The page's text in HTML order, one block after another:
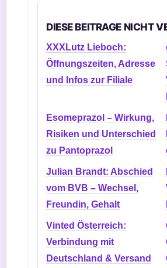
DIESE BEITRAGE NICHT
XXXLutz Lieboch:
Öffnungszeiten, Adresse
und Infos zur Filiale
Esomeprazol – Wirkung,
Risiken und Unterschied
zu Pantoprazol
Julian Brandt: Abschied
vom BVB – Wechsel,
Freundin, Gehalt
Vinted Österreich:
Verbindung mit
Deutschland & Versand